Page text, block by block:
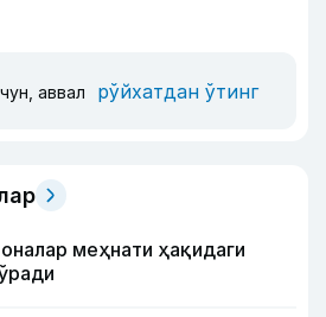
аввал рўйхатдан ўтинг
меҳнати ҳақидаги